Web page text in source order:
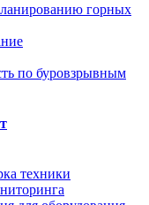
горных
по буровзрывным
техники